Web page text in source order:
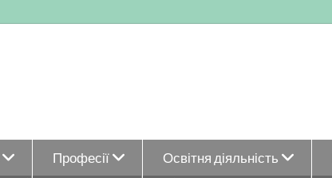
Професії Освітня діяльність